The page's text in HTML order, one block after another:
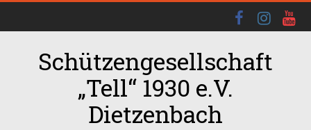
Schützengesellschaft
„Tell“ 1930 e.V.
Dietzenbach